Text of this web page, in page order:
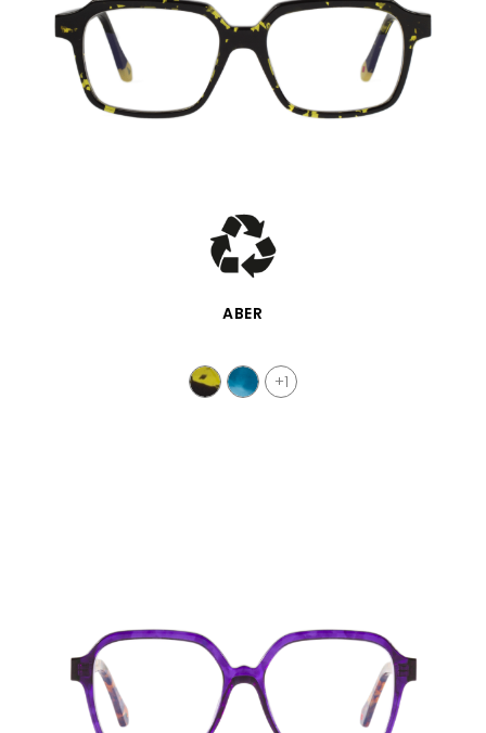
SCHNELLANSICHT
ABER
+1